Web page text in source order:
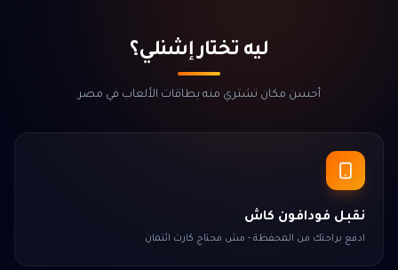
ليه تختار إشنلي؟
أحسن مكان تشتري منه بطاقات الألعاب في مصر
نقبل فودافون كاش
ادفع براحتك من المحفظة - مش محتاج كارت ائتمان